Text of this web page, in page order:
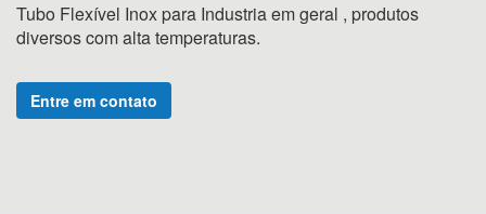
Tubo Flexível Inox para Industria em geral , produtos
diversos com alta temperaturas.
Entre em contato